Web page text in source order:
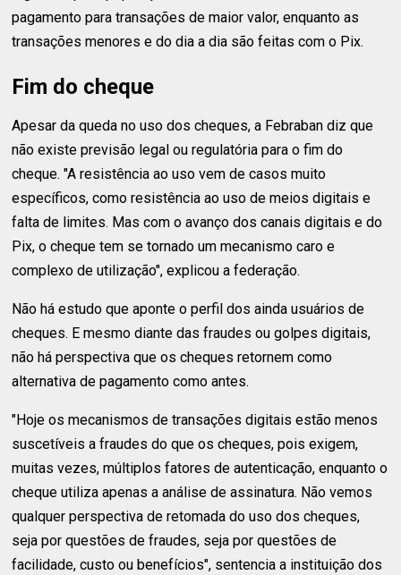
pagamento para transações de maior valor, enquanto as
transações menores e do dia a dia são feitas com o Pix.
Fim do cheque
Apesar da queda no uso dos cheques, a Febraban diz que
não existe previsão legal ou regulatória para o fim do
cheque. "A resistência ao uso vem de casos muito
específicos, como resistência ao uso de meios digitais e
falta de limites. Mas com o avanço dos canais digitais e do
Pix, o cheque tem se tornado um mecanismo caro e
complexo de utilização", explicou a federação.
Não há estudo que aponte o perfil dos ainda usuários de
cheques. E mesmo diante das fraudes ou golpes digitais,
não há perspectiva que os cheques retornem como
alternativa de pagamento como antes.
"Hoje os mecanismos de transações digitais estão menos
suscetíveis a fraudes do que os cheques, pois exigem,
muitas vezes, múltiplos fatores de autenticação, enquanto o
cheque utiliza apenas a análise de assinatura. Não vemos
qualquer perspectiva de retomada do uso dos cheques,
seja por questões de fraudes, seja por questões de
facilidade, custo ou benefícios", sentencia a instituição dos